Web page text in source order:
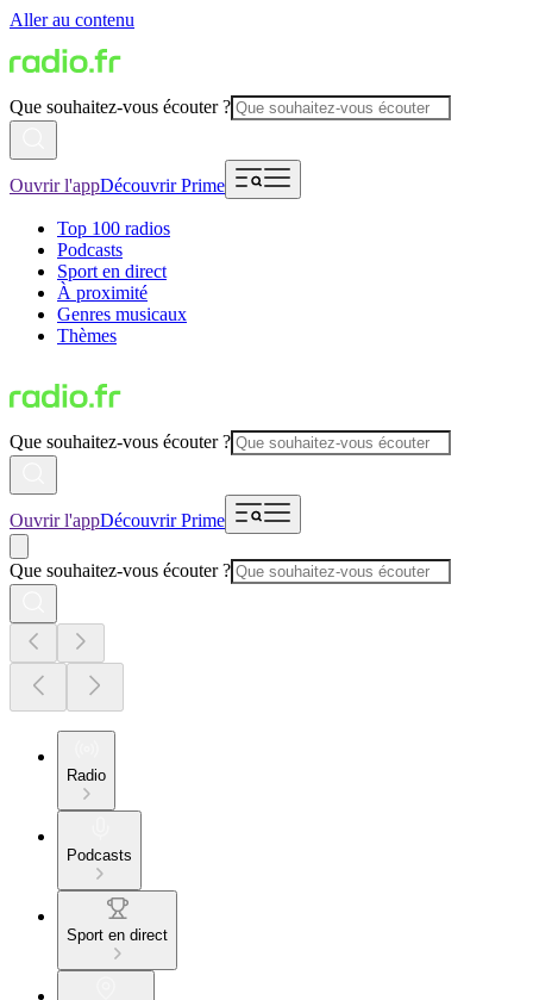
Aller au contenu
Que souhaitez-vous écouter ?
Ouvrir l'appDécouvrir Prime
Top 100 radios
Podcasts
Sport en direct
À proximité
Genres musicaux
Thèmes
Que souhaitez-vous écouter ?
Ouvrir l'appDécouvrir Prime
Que souhaitez-vous écouter ?
Radio
Podcasts
Sport en direct